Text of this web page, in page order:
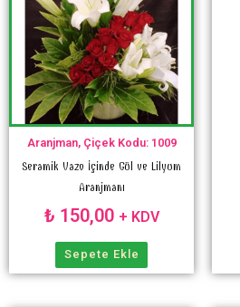
Aranjman, Çiçek Kodu: 1009
Seramik Vazo İçinde Gül ve Lilyum
Aranjmanı
₺ 150,00 + KDV
Sepete Ekle